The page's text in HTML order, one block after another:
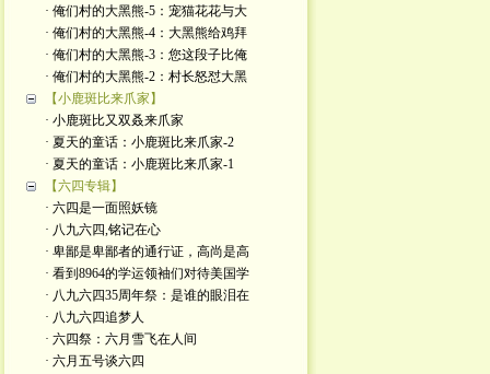
· 俺们村的大黑熊-5：宠猫花花与大
· 俺们村的大黑熊-4：大黑熊给鸡拜
· 俺们村的大黑熊-3：您这段子比俺
· 俺们村的大黑熊-2：村长怒怼大黑
【小鹿斑比来爪家】
· 小鹿斑比又双叒来爪家
· 夏天的童话：小鹿斑比来爪家-2
· 夏天的童话：小鹿斑比来爪家-1
【六四专辑】
· 六四是一面照妖镜
· 八九六四,铭记在心
· 卑鄙是卑鄙者的通行证，高尚是高
· 看到8964的学运领袖们对待美国学
· 八九六四35周年祭：是谁的眼泪在
· 八九六四追梦人
· 六四祭：六月雪飞在人间
· 六月五号谈六四